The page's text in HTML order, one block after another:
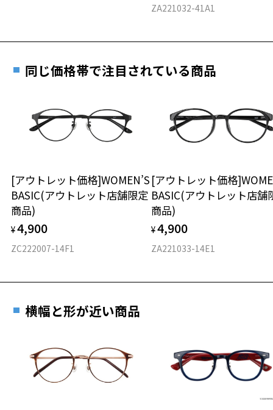
15.5g
※着脱式サングラス：デモレンズ、アタッチメント込みの重さ
タイプ
材質
フロント素材：アセテート
安心3 かかり具合調整無料
す。
もっと見る
実店舗で度数を測定いただけます
お近くのZoff実店舗にて度数を測定いただけます（無料）。
その際は記入用紙をダウンロードしてお使いください。
ダウンロード
ZA221032-41A1
同じ価格帯で注目されている商品
[アウトレット価格]WOMEN’S
BASIC(アウトレット店舗限定
商品)
¥4,900
ZC222007-14F1
[アウトレット価格
BASIC(アウトレット店舗
商品)
¥4,900
ZA221033-14E1
横幅と形が近い商品